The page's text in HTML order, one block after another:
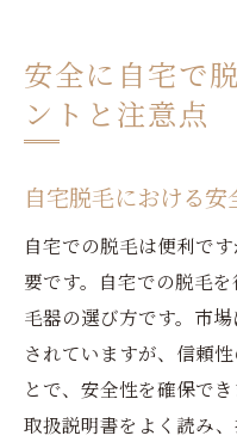
安全に自宅で
ントと注意点
自宅脱毛における安
自宅での脱毛は便利で
要です。自宅での脱毛
毛器の選び方です。市
されていますが、信頼
とで、安全性を確保で
取扱説明書をよく読み